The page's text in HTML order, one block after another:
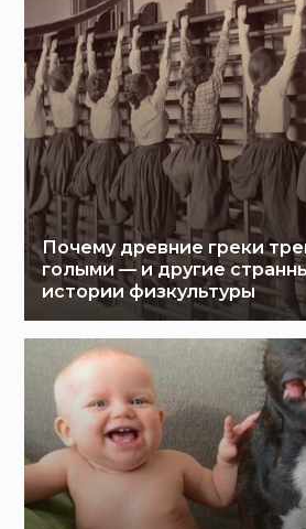
Почему древние греки
голыми — и другие
истории физкультуры